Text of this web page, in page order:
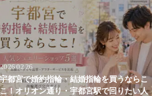
2026.02.26
宇都宮で婚約指輪・結婚指輪を買うならこ
こ！オリオン通り・宇都宮駅で回りたい人